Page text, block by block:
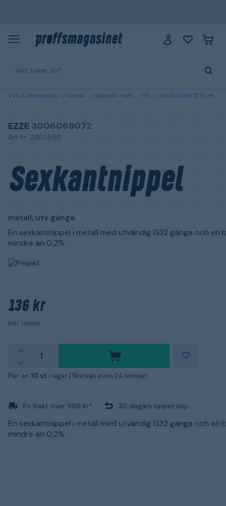
VVS & inomhusklimat Installation Nipplar, muffar & ventiler Nipplar 3006069072 Ezze Sexkantnippel metall, utv gänga G32
EZZE 3006069072
Art.nr: 2360596
Sexkantnippel
metall, utv gänga
En sexkantnippel i metall med utvändig G32 gänga och en
mindre än 0,2%.
136 kr
Inkl. moms
Fler än 10 st i lager | Skickas inom 24 timmar!
Fri frakt över 999 kr* 30 dagars öppet köp
En sexkantnippel i metall med utvändig G32 gänga och en
mindre än 0,2%.